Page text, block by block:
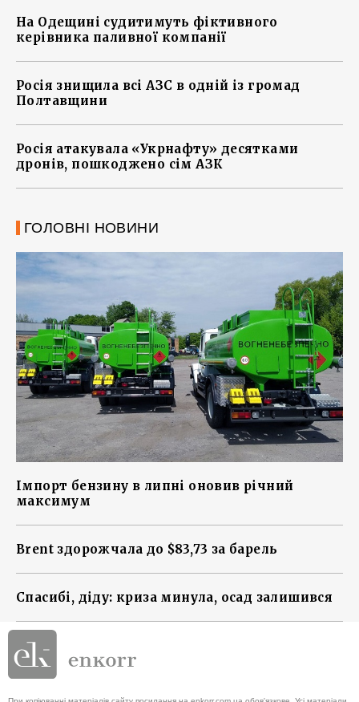
На Одещині судитимуть фіктивного
керівника паливної компанії
Росія знищила всі АЗС в одній із громад
Полтавщини
Росія атакувала «Укрнафту» десятками
дронів, пошкоджено сім АЗК
ГОЛОВНІ НОВИНИ
Імпорт бензину в липні оновив річний
максимум
Brent здорожчала до $83,73 за барель
Спасибі, діду: криза минула, осад залишився